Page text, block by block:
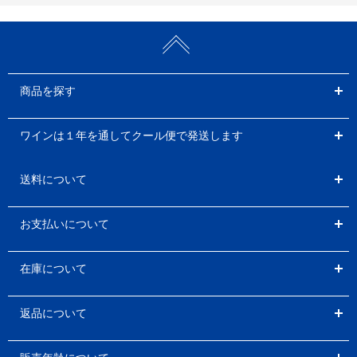
商品を探す
ワインは１年を通してクール便で発送します
送料について
お支払いについて
在庫について
返品について